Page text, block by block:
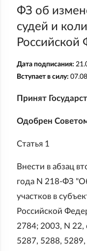
ФЗ об
судей и
Дата подписания:
Вступает в силу:
Принят
Одобрен
Статья 1
Внести в абзац
года N 218-ФЗ
участков в
Российской
2784; 2003, N 22,
5287, 5288,